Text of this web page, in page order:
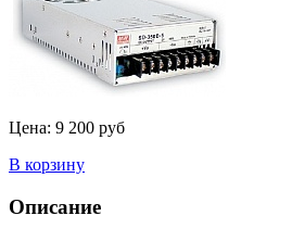
Цена: 9 200 руб
В корзину
Описание